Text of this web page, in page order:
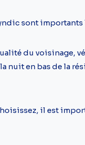
sont importants
du voisinage,
nuit en bas de la
il est